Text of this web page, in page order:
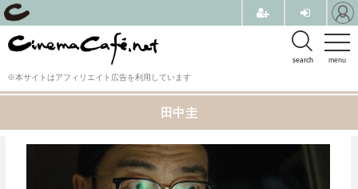
menu
search
※本サイトはアフィリエイト広告を利用しています
田中圭